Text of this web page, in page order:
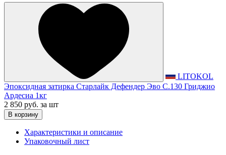
LITOKOL
Эпоксидная затирка Старлайк Дефендер Эво С.130 Гриджио
Ардесиа 1кг
2 850 руб. за шт
В корзину
Характеристики и описание
Упаковочный лист